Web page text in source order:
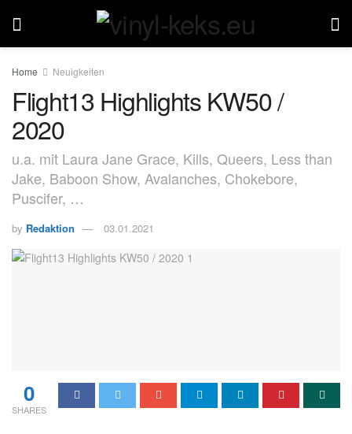
Home Neuigkeiten
Flight13 Highlights KW50 /
2020
u.a. mit Laura Jane Grace, Kills, Queers, Less than
Jake, Baboon Show, Avalanches, Chokebore,
Puscifer, …
by Redaktion 03.01.2021
0
SHARES